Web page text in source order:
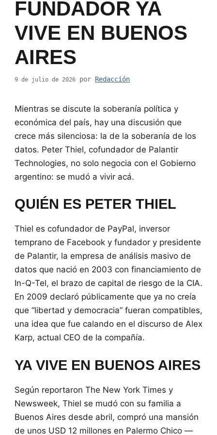
FUNDADOR YA
VIVE EN BUENOS
AIRES
9 de julio de 2026 por Redacción
Mientras se discute la soberanía política y
económica del país, hay una discusión que
crece más silenciosa: la de la soberanía de los
datos. Peter Thiel, cofundador de Palantir
Technologies, no solo negocia con el Gobierno
argentino: se mudó a vivir acá.
QUIÉN ES PETER THIEL
Thiel es cofundador de PayPal, inversor
temprano de Facebook y fundador y presidente
de Palantir, la empresa de análisis masivo de
datos que nació en 2003 con financiamiento de
In-Q-Tel, el brazo de capital de riesgo de la CIA.
En 2009 declaró públicamente que ya no creía
que “libertad y democracia” fueran compatibles,
una idea que fue calando en el discurso de Alex
Karp, actual CEO de la compañía.
YA VIVE EN BUENOS AIRES
Según reportaron The New York Times y
Newsweek, Thiel se mudó con su familia a
Buenos Aires desde abril, compró una mansión
de unos USD 12 millones en Palermo Chico —